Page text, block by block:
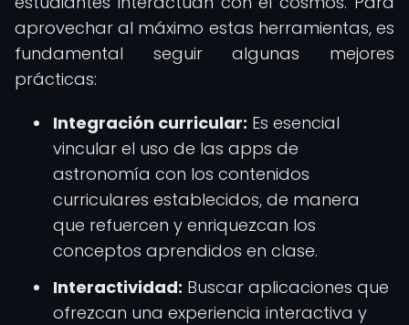
aprovechar al máximo estas herramientas, es
fundamental seguir algunas mejores
prácticas:
Integración curricular: Es esencial
vincular el uso de las apps de
astronomía con los contenidos
curriculares establecidos, de manera
que refuercen y enriquezcan los
conceptos aprendidos en clase.
Interactividad: Buscar aplicaciones que
ofrezcan una experiencia interactiva y